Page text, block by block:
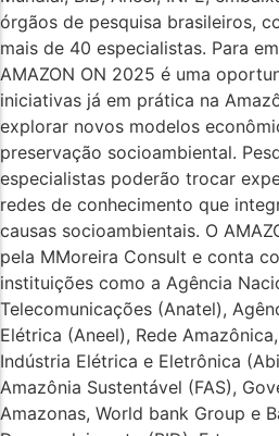
órgãos de pesquisa brasileiros,
mais de 40 especialistas. Para
AMAZON ON 2025 é uma
iniciativas já em prática na
explorar novos modelos
preservação socioambiental.
especialistas poderão trocar
redes de conhecimento que
causas socioambientais. O
pela MMoreira Consult e conta
instituições como a Agência
Telecomunicações (Anatel),
Elétrica (Aneel), Rede
Indústria Elétrica e Eletrônica
Amazônia Sustentável (FAS),
Amazonas, World bank Group e